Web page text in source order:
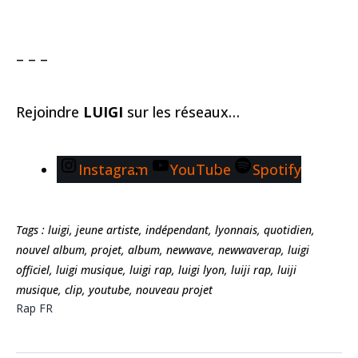
– – –
Rejoindre LUIGI sur les réseaux…
Instagram YouTube Spotify
Tags : luigi, jeune artiste, indépendant, lyonnais, quotidien,
nouvel album, projet, album, newwave, newwaverap, luigi
officiel, luigi musique, luigi rap, luigi lyon, luiji rap, luiji
musique, clip, youtube, nouveau projet
Rap FR